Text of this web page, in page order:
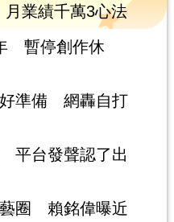
業績千萬3心法
暫停創作休
好準備 網轟自打
平台發聲認了出
圈 賴銘偉曝近